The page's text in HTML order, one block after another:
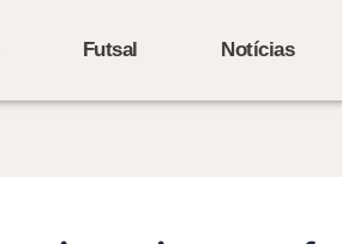
Futsal Notícias